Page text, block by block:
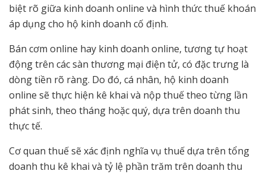
biệt rõ giữa kinh doanh online và hình thức thuế khoán
áp dụng cho hộ kinh doanh cố định.
Bán cơm online hay kinh doanh online, tương tự hoạt
động trên các sàn thương mại điện tử, có đặc trưng là
dòng tiền rõ ràng. Do đó, cá nhân, hộ kinh doanh
online sẽ thực hiện kê khai và nộp thuế theo từng lần
phát sinh, theo tháng hoặc quý, dựa trên doanh thu
thực tế.
Cơ quan thuế sẽ xác định nghĩa vụ thuế dựa trên tổng
doanh thu kê khai và tỷ lệ phần trăm trên doanh thu